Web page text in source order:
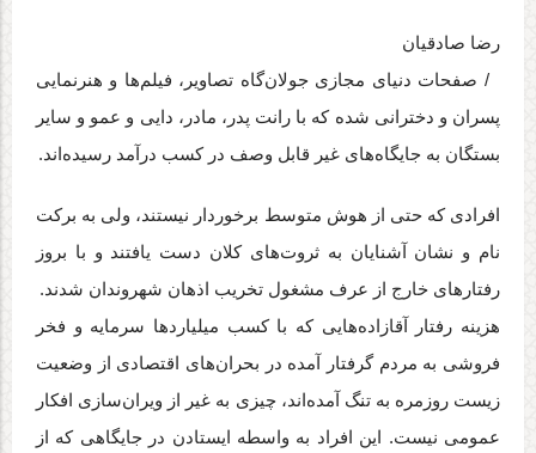
رضا صادقیان
/ صفحات دنیای مجازی جولان‌گاه تصاویر، فیلم‌ها و هنرنمایی
پسران و دخترانی شده که با رانت پدر، مادر، دایی و عمو و سایر
بستگان به جایگاه‌های غیر قابل وصف در کسب درآمد رسیده‌اند.
افرادی که حتی از هوش متوسط برخوردار نیستند، ولی به برکت
نام و نشان آشنایان به ثروت‌های کلان دست یافتند و با بروز
رفتارهای خارج از عرف مشغول تخریب اذهان شهروندان شدند.
هزینه رفتار آقازاده‌هایی که با کسب میلیاردها سرمایه و فخر
فروشی به مردم گرفتار آمده در بحران‌های اقتصادی از وضعیت
زیست روزمره به تنگ آمده‌اند، چیزی به غیر از ویران‌سازی افکار
عمومی نیست. این افراد به واسطه ایستادن در جایگاهی که از